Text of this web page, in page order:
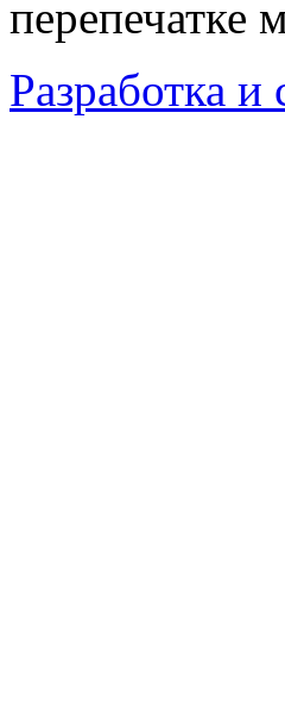
перепечатке
Разработка